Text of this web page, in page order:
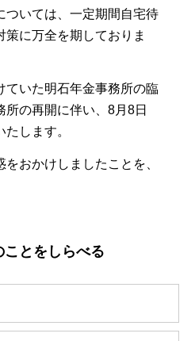
ついては、一定期間自宅待
に万全を期しておりま
ていた明石年金事務所の臨
の再開に伴い、8月8日
たします。
おかけしましたことを、
ことをしらべる